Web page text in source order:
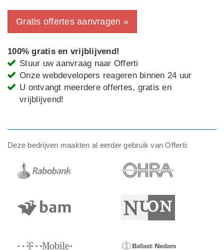
Gratis offertes aanvragen »
100% gratis en vrijblijvend!
Stuur uw aanvraag naar Offerti
Onze webdevelopers reageren binnen 24 uur
U ontvangt meerdere offertes, gratis en
vrijblijvend!
Deze bedrijven maakten al eerder gebruik van Offerti: